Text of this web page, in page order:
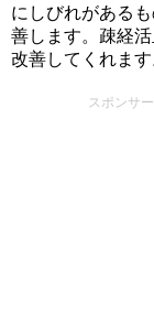
にしびれがある
善します。疎経
改善してくれます
スポンサ